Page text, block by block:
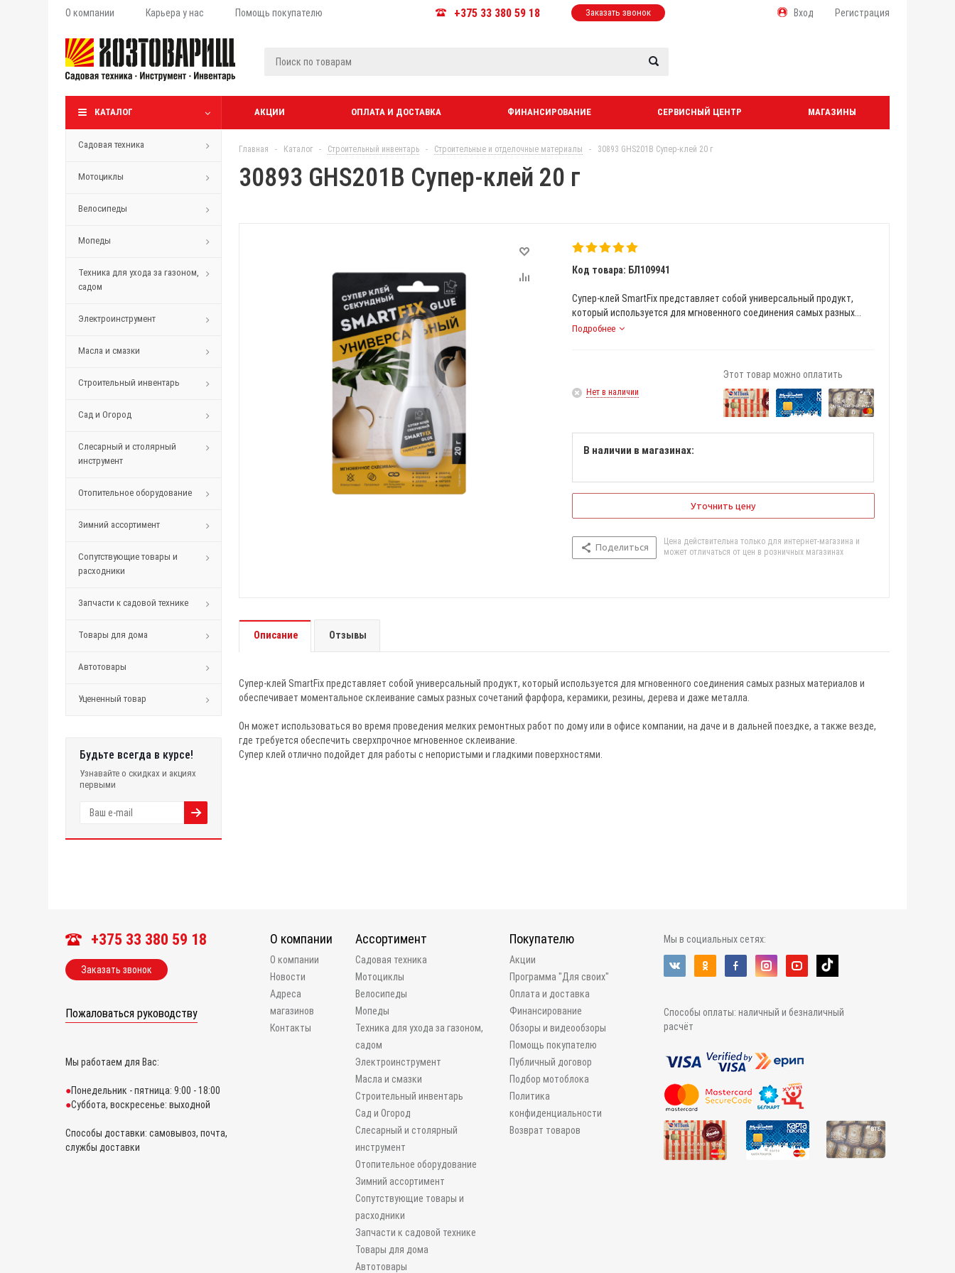
О компании Карьера у нас Помощь покупателю +375 33 380 59 18 Заказать звонок Вход Регистрация
КАТАЛОГ АКЦИИ ОПЛАТА И ДОСТАВКА ФИНАНСИРОВАНИЕ СЕРВИСНЫЙ ЦЕНТР МАГАЗИНЫ
Садовая техника
Мотоциклы
Велосипеды
Мопеды
Техника для ухода за газоном,
садом
Электроинструмент
Масла и смазки
Строительный инвентарь
Сад и Огород
Слесарный и столярный
инструмент
Отопительное оборудование
Зимний ассортимент
Сопутствующие товары и
расходники
Запчасти к садовой технике
Товары для дома
Автотовары
Уцененный товар
Будьте всегда в курсе!
Узнавайте о скидках и акциях
первыми
Главная - Каталог - Строительный инвентарь - Строительные и отделочные материалы - 30893 GHS201B Супер-клей 20 г
30893 GHS201B Супер-клей 20 г
Код товара: БЛ109941
Супер-клей SmartFix представляет собой универсальный продукт,
который используется для мгновенного соединения самых разных...
Подробнее
Нет в наличии
Этот товар можно оплатить
В наличии в магазинах:
Уточнить цену
Поделиться
Цена действительна только для интернет-магазина и
может отличаться от цен в розничных магазинах
Описание Отзывы
Супер-клей SmartFix представляет собой универсальный продукт, который используется для мгновенного соединения самых разных материалов и
обеспечивает моментальное склеивание самых разных сочетаний фарфора, керамики, резины, дерева и даже металла.
Он может использоваться во время проведения мелких ремонтных работ по дому или в офисе компании, на даче и в дальней поездке, а также везде,
где требуется обеспечить сверхпрочное мгновенное склеивание.
Супер клей отлично подойдет для работы с непористыми и гладкими поверхностями.
+375 33 380 59 18
Заказать звонок
Пожаловаться руководству
Мы работаем для Вас:
Понедельник - пятница: 9:00 - 18:00
Суббота, воскресенье: выходной
Способы доставки: самовывоз, почта,
службы доставки
О компании
О компании
Новости
Адреса
магазинов
Контакты
Ассортимент
Садовая техника
Мотоциклы
Велосипеды
Мопеды
Техника для ухода за газоном,
садом
Электроинструмент
Масла и смазки
Строительный инвентарь
Сад и Огород
Слесарный и столярный
инструмент
Отопительное оборудование
Зимний ассортимент
Сопутствующие товары и
расходники
Запчасти к садовой технике
Товары для дома
Автотовары
Покупателю
Акции
Программа "Для своих"
Оплата и доставка
Финансирование
Обзоры и видеообзоры
Помощь покупателю
Публичный договор
Подбор мотоблока
Политика
конфиденциальности
Возврат товаров
Мы в социальных сетях:
Способы оплаты: наличный и безналичный
расчёт